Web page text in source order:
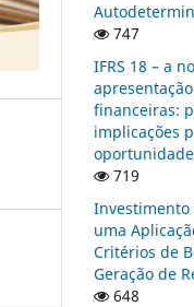
747
IFRS 18 – a
financeiras:
implicações
719
Investimento
uma
Critérios de
Geração de
648